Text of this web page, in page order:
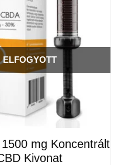
ELFOGYOTT
mg Koncentrált
Kivonat